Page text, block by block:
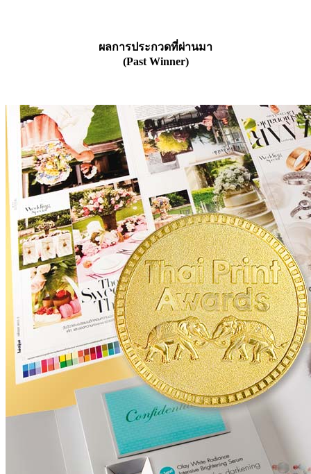
ผลการประกวดที่ผ่านมา
(Past Winner)